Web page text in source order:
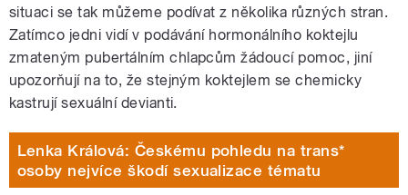
situaci se tak můžeme podívat z několika různých stran.
Zatímco jedni vidí v podávání hormonálního koktejlu
zmateným pubertálním chlapcům žádoucí pomoc, jiní
upozorňují na to, že stejným koktejlem se chemicky
kastrují sexuální devianti.
Lenka Králová: Českému pohledu na trans*
osoby nejvíce škodí sexualizace tématu